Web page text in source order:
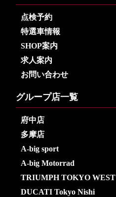
点検予約
特選車情報
SHOP案内
求人案内
お問い合わせ
グループ店一覧
府中店
多摩店
A-big sport
A-big Motorrad
TRIUMPH TOKYO WEST
DUCATI Tokyo Nishi